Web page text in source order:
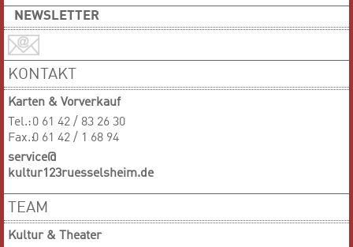
NEWSLETTER
KONTAKT
Karten & Vorverkauf
Tel.:0 61 42 / 83 26 30
Fax.:0 61 42 / 1 68 94
service@
kultur123ruesselsheim.de
TEAM
Kultur & Theater